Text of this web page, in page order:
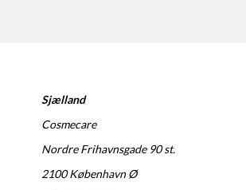
Sjælland
Cosmecare
Nordre Frihavnsgade 90 st.
2100 København Ø